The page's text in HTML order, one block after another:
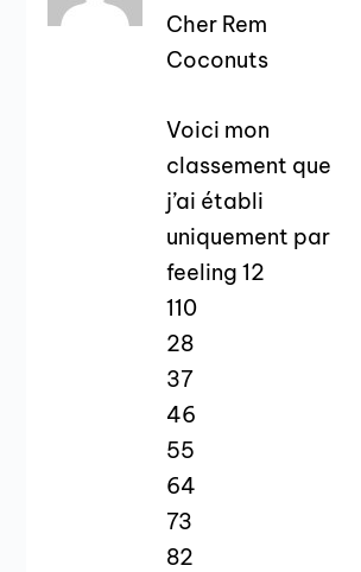
Cher Rem
Coconuts
Voici mon
classement que
j’ai établi
uniquement par
feeling 12
110
28
37
46
55
64
73
82